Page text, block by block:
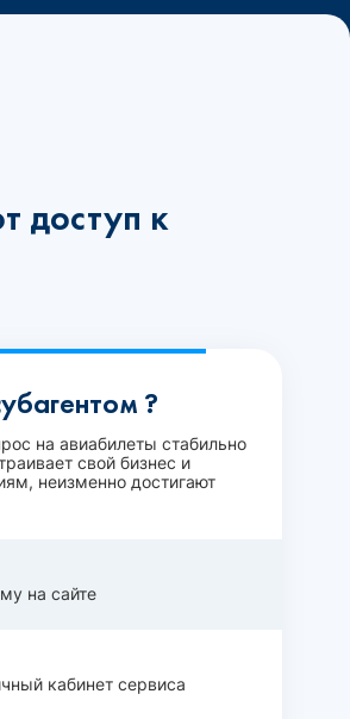
доступ к
?
на авиабилеты стабильно
свой бизнес и
неизменно достигают
на сайте
кабинет сервиса